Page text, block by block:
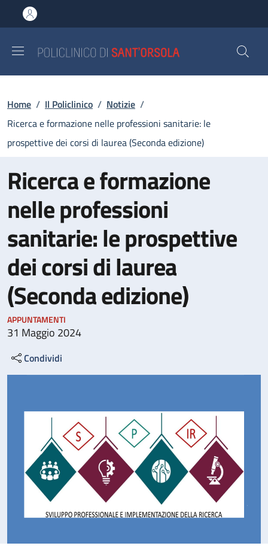
al contenuto principale
to footer content
Briciole di pane
Home / Il Policlinico / Notizie /
Ricerca e formazione nelle professioni sanitarie: le
prospettive dei corsi di laurea (Seconda edizione)
Ricerca e formazione
nelle professioni
sanitarie: le prospettive
dei corsi di laurea
(Seconda edizione)
APPUNTAMENTI
31 Maggio 2024
Condividi